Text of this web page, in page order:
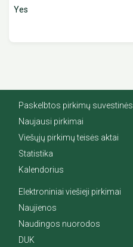
Yes
Paskelbtos pirkimų suvestinės
Naujausi pirkimai
Viešųjų pirkimų teisės aktai
Statistika
Kalendorius
Elektroniniai viešieji pirkimai
Naujienos
Naudingos nuorodos
DUK